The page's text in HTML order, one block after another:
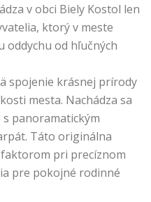
v obci Biely Kostol len
ktorý v meste
oddychu od hľučných
spojenie krásnej prírody
mesta. Nachádza sa
panoramatickým
Táto originálna
pri precíznom
pre pokojné rodinné